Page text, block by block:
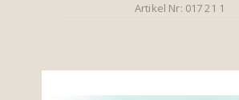
Artikel Nr: 017 21 1